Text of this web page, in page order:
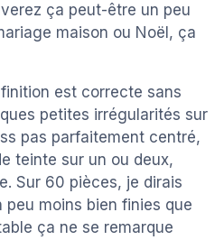
ça peut-être un peu
maison ou Noël, ça
est correcte sans
petites irrégularités sur
pas parfaitement centré,
teinte sur un ou deux,
Sur 60 pièces, je dirais
peu moins bien finies que
ça ne se remarque